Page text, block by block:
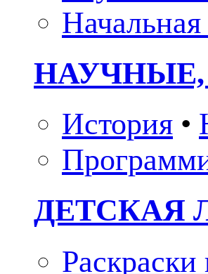
История •
ДЕТСКАЯ